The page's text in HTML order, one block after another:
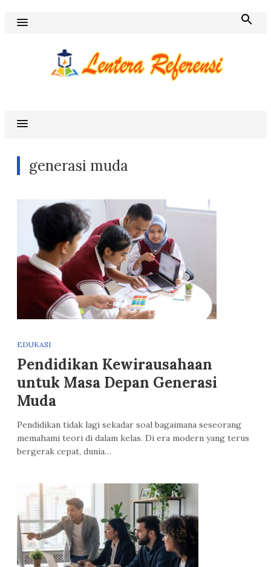
Skip
generasi muda
EDUKASI
Pendidikan Kewirausahaan
untuk Masa Depan Generasi
Muda
Pendidikan tidak lagi sekadar soal bagaimana seseorang
memahami teori di dalam kelas. Di era modern yang terus
bergerak cepat, dunia…